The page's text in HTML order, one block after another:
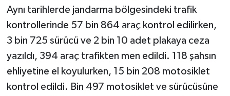
Aynı tarihlerde jandarma bölgesindeki trafik
kontrollerinde 57 bin 864 araç kontrol edilirken,
3 bin 725 sürücü ve 2 bin 10 adet plakaya ceza
yazıldı, 394 araç trafikten men edildi. 118 şahsın
ehliyetine el koyulurken, 15 bin 208 motosiklet
kontrol edildi. Bin 497 motosiklet ve sürücüsüne